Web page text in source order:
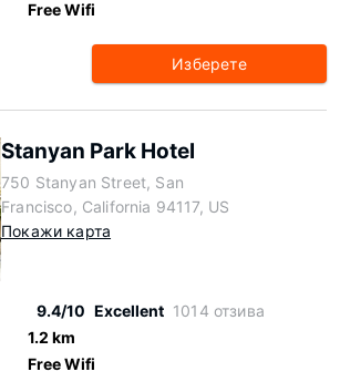
Free Wifi
Изберете
Stanyan Park Hotel
750 Stanyan Street, San
Francisco, California 94117, US
Покажи карта
9.4/10 Excellent 1014 отзива
1.2 km
Free Wifi